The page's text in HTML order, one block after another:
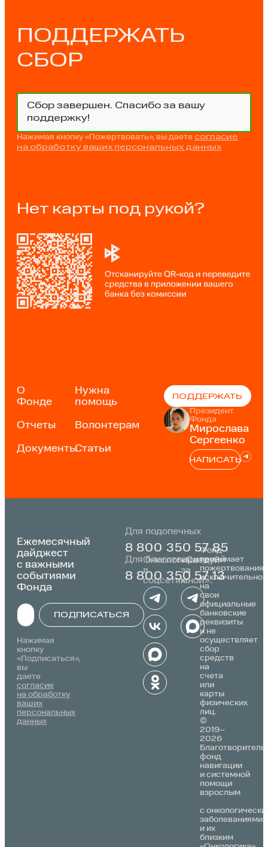
ПОДДЕРЖАТЬ
СБОР
Сбор завершен. Спасибо за вашу
поддержку!
Нажимая кнопку «Пожертвовать», вы даете согласие
на обработку ваших персональных данных
Нет карты под рукой?
О
Фонде
Отчеты
Документы
Нужна
помощь
Волонтерам
Статьи
ПОДДЕРЖАТЬ
Президент
Фонда
Мирослава
Сергеенко
НАПИСАТЬ
Для подопечных
8 800 350 57 85
Для благотворителей
8 800 350 57 13
Ежемесячный
дайджест
с важными
событиями
Фонда
ПОДПИСАТЬСЯ
Нажимая
кнопку
«Подписаться»,
вы
даете
согласие
на обработку
ваших
персональных
данных
Онкологика
в
соцсетях:
«Следуй
за
мной»:
©
2019–
2026
фонд
навигации
и системной
помощи
взрослым
с
заболеваниями
и их
близким
Фонд
принимает
пожертвования
исключительно
на
свои
официальные
банковские
реквизиты
и не
осуществляет
сбор
средств
на
счета
или
карты
физических
лиц.